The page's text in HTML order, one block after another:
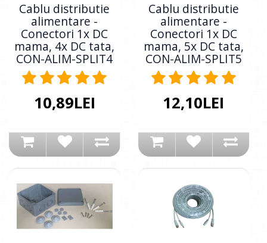
Cablu distributie
alimentare -
Conectori 1x DC
mama, 4x DC tata,
CON-ALIM-SPLIT4
10,89LEI
Cablu distributie
alimentare -
Conectori 1x DC
mama, 5x DC tata,
CON-ALIM-SPLIT5
12,10LEI